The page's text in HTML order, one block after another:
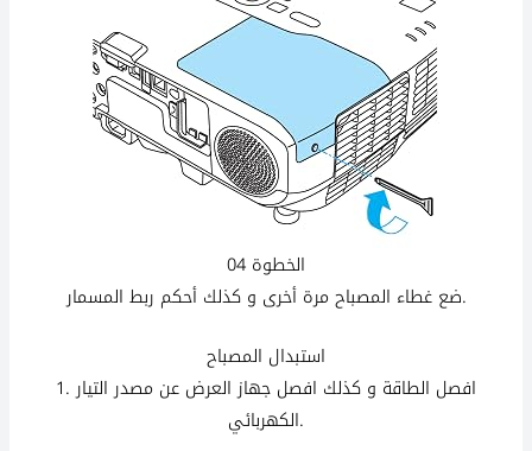
الخطوة 04
ضع غطاء المصباح مرة أخرى و كذلك أحكم ربط المسمار.
استبدال المصباح
1. افصل الطاقة و كذلك افصل جهاز العرض عن مصدر التيار
الكهربائي.